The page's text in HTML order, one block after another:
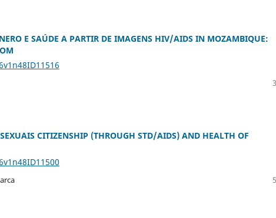
E SAÚDE A PARTIR DE IMAGENS HIV/AIDS IN MOZAMBIQUE:
CITIZENSHIP (THROUGH STD/AIDS) AND HEALTH OF